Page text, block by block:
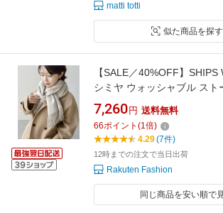
matti totti
似た商品を探す
【SALE／40%OFF】
シミヤ ウォッシャブル スト
ッション雑貨 マフラー・ス
ーマー レッド ブルー ホワイ
【送料無料】
7,260 円 送料無料
66ポイント (1倍)
4.29(7件)
12時までの注文で当日出荷
Rakuten Fashion
同じ商品を安い順で